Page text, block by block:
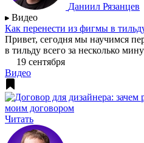
Даниил Рязанцев
Видео
Как перенести из фигмы в
Привет, сегодня мы научимся
в тильду всего за несколько
19 сентября
Видео
Читать